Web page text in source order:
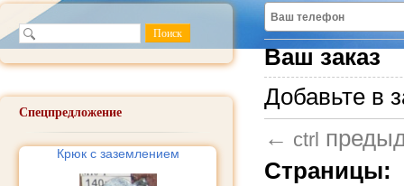
Спецпредложение
Крюк с заземлением
Ваш заказ
Добавьте в
← ctrl
Страницы: